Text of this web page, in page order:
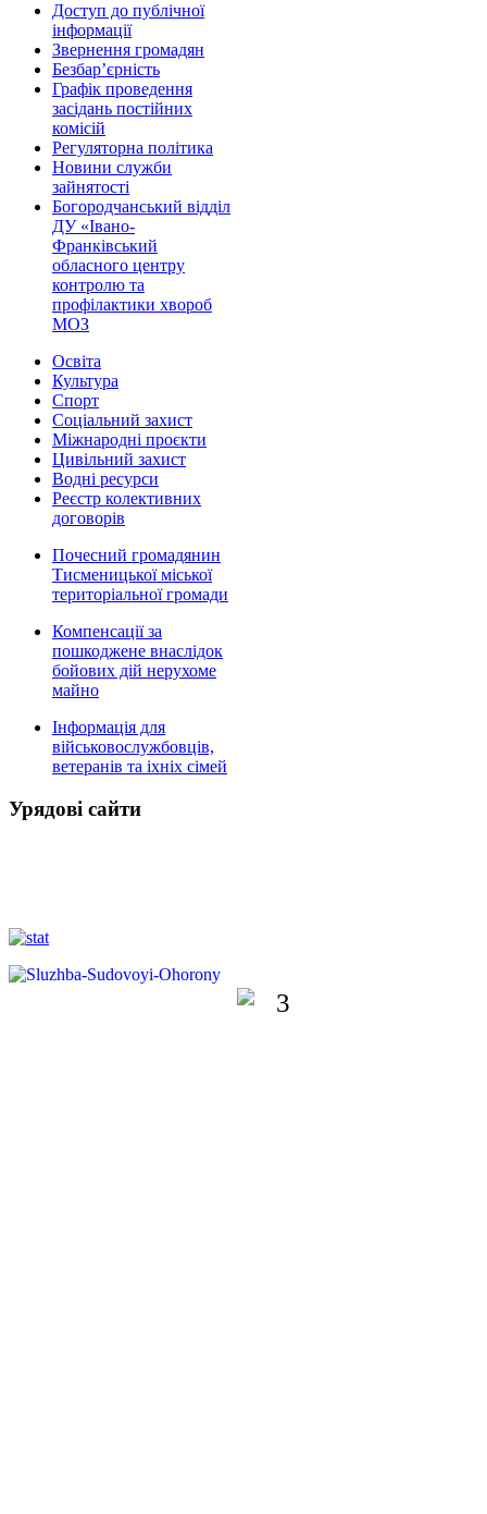
Доступ до публічної
інформації
Звернення громадян
Безбар’єрність
Графік проведення
засідань постійних
комісій
Регуляторна політика
Новини служби
зайнятості
Богородчанський відділ
ДУ «Івано-
Франківський
обласного центру
контролю та
профілактики хвороб
МОЗ
Освіта
Культура
Спорт
Соціальний захист
Міжнародні проєкти
Цивільний захист
Водні ресурси
Реєстр колективних
договорів
Почесний громадянин
Тисменицької міської
територіальної громади
Компенсації за
пошкоджене внаслідок
бойових дій нерухоме
майно
Інформація для
військовослужбовців,
ветеранів та іхніх сімей
Урядові сайти